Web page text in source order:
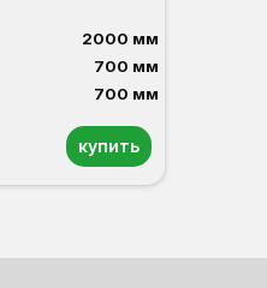
2000 мм
700 мм
700 мм
купить